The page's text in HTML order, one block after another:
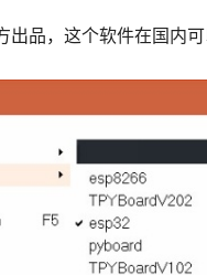
品，这个软件在国内